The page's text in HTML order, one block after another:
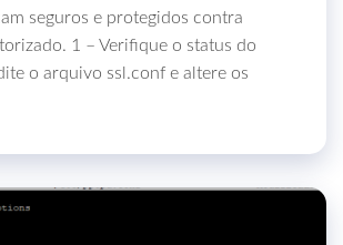
seguros e protegidos contra
1 – Verifique o status do
o arquivo ssl.conf e altere os